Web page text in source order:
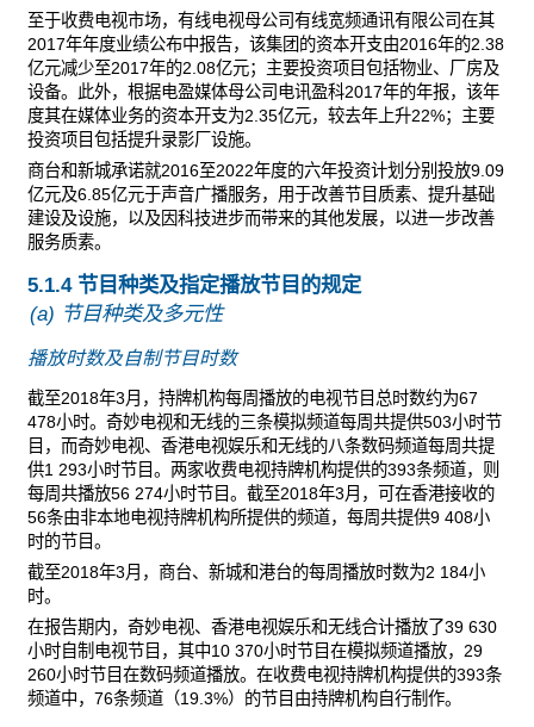
至于收费电视市场，有线电视母公司有线宽频通讯有限公司在其
2017年年度业绩公布中报告，该集团的资本开支由2016年的2.38
亿元减少至2017年的2.08亿元；主要投资项目包括物业、厂房及
设备。此外，根据电盈媒体母公司电讯盈科2017年的年报，该年
度其在媒体业务的资本开支为2.35亿元，较去年上升22%；主要
投资项目包括提升录影厂设施。
商台和新城承诺就2016至2022年度的六年投资计划分别投放9.09
亿元及6.85亿元于声音广播服务，用于改善节目质素、提升基础
建设及设施，以及因科技进步而带来的其他发展，以进一步改善
服务质素。
5.1.4 节目种类及指定播放节目的规定
(a) 节目种类及多元性
播放时数及自制节目时数
截至2018年3月，持牌机构每周播放的电视节目总时数约为67
478小时。奇妙电视和无线的三条模拟频道每周共提供503小时节
目，而奇妙电视、香港电视娱乐和无线的八条数码频道每周共提
供1 293小时节目。两家收费电视持牌机构提供的393条频道，则
每周共播放56 274小时节目。截至2018年3月，可在香港接收的
56条由非本地电视持牌机构所提供的频道，每周共提供9 408小
时的节目。
截至2018年3月，商台、新城和港台的每周播放时数为2 184小
时。
在报告期内，奇妙电视、香港电视娱乐和无线合计播放了39 630
小时自制电视节目，其中10 370小时节目在模拟频道播放，29
260小时节目在数码频道播放。在收费电视持牌机构提供的393条
频道中，76条频道（19.3%）的节目由持牌机构自行制作。